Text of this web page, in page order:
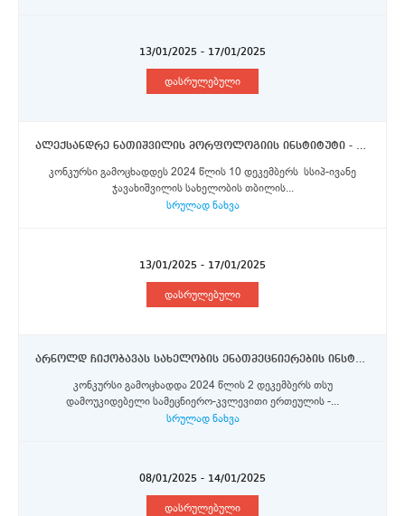
13/01/2025 - 17/01/2025
დასრულებული
ალექსანდრე ნათიშვილის მორფოლოგიის ინსტიტუტი - უფროსი მეცნიერი თანამშრომლები
კონკურსი გამოცხადდეს 2024 წლის 10 დეკემბერს სსიპ-ივანე
ჯავახიშვილის სახელობის თბილის...
სრულად ნახვა
13/01/2025 - 17/01/2025
დასრულებული
არნოლდ ჩიქობავას სახელობის ენათმეცნიერების ინსტიტუტი - მეცნიერი თანამშრომელი
კონკურსი გამოცხადდა 2024 წლის 2 დეკემბერს თსუ
დამოუკიდებელი სამეცნიერო-კვლევითი ერთეულის -...
სრულად ნახვა
08/01/2025 - 14/01/2025
დასრულებული